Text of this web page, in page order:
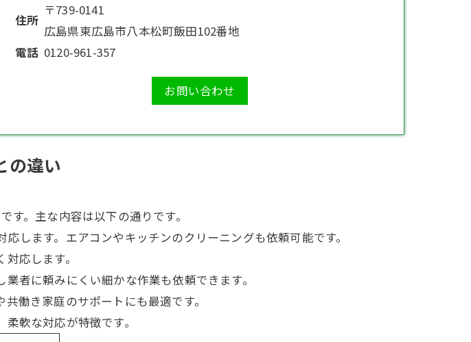
住所
〒739-0141
広島県東広島市八本松町飯田102番地
電話 0120-961-357
お問い合わせ
の違い
。主な内容は以下の通りです。
します。 エアコンや キッチンのクリーニングも依頼可能です。
応します。
業者に頼みにくい細かな作業も依頼できます。
働き家庭のサポートにも最適です。
軟な対応が特徴です。